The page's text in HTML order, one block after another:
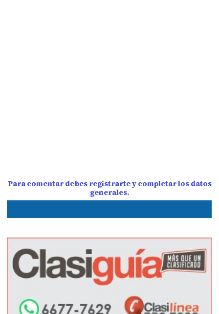
Para comentar debes registrarte y completar los datos
generales.